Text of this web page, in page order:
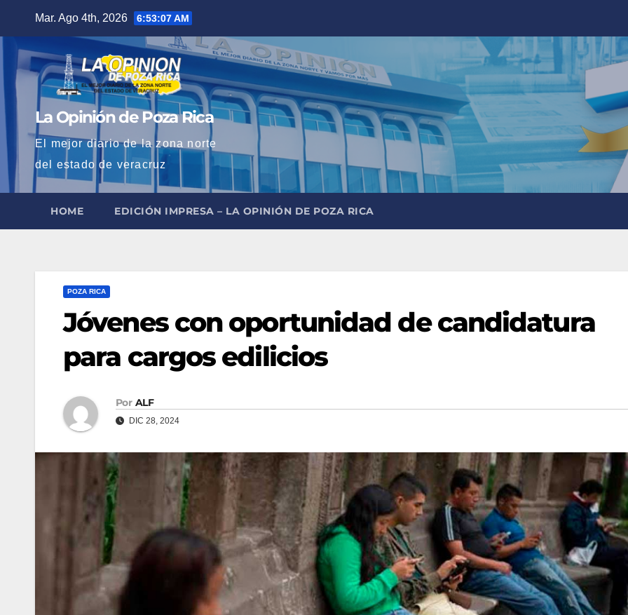
contenido
Mar. Ago 4th, 2026 6:53:08 AM
La Opinión de Poza Rica
El mejor diario de la zona norte
del estado de veracruz
HOME EDICIÓN IMPRESA – LA OPINIÓN DE POZA RICA
POZA RICA
Jóvenes con oportunidad de candidatura
para cargos edilicios
Por ALF
DIC 28, 2024